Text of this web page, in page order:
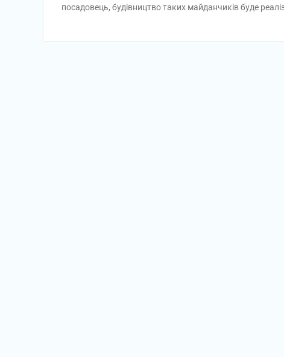
посадовець, будівництво таких майданчиків буде